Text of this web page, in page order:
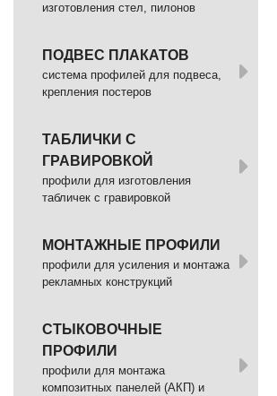
изготовления стел, пилонов
ПОДВЕС ПЛАКАТОВ
система профилей для подвеса,
крепления постеров
ТАБЛИЧКИ С
ГРАВИРОВКОЙ
профили для изготовления
табличек с гравировкой
МОНТАЖНЫЕ ПРОФИЛИ
профили для усиления и монтажа
рекламных конструкций
СТЫКОВОЧНЫЕ
ПРОФИЛИ
профили для монтажа
композитных панелей (АКП) и